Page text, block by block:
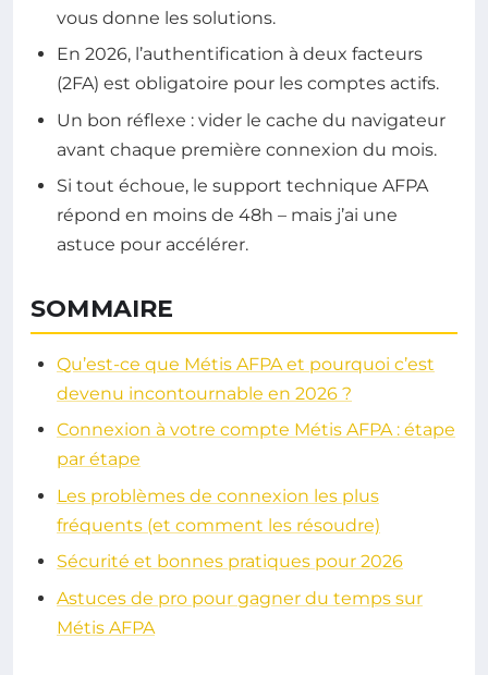
vous donne les solutions.
En 2026, l’authentification à deux facteurs
(2FA) est obligatoire pour les comptes actifs.
Un bon réflexe : vider le cache du navigateur
avant chaque première connexion du mois.
Si tout échoue, le support technique AFPA
répond en moins de 48h – mais j’ai une
astuce pour accélérer.
SOMMAIRE
Qu’est-ce que Métis AFPA et pourquoi c’est
devenu incontournable en 2026 ?
Connexion à votre compte Métis AFPA : étape
par étape
Les problèmes de connexion les plus
fréquents (et comment les résoudre)
Sécurité et bonnes pratiques pour 2026
Astuces de pro pour gagner du temps sur
Métis AFPA